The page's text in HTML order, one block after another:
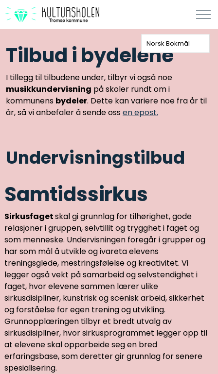
Tilbud i bydelene
I tillegg til tilbudene under, tilbyr vi også noe
musikkundervisning på skoler rundt om i
kommunens bydeler. Dette kan variere noe fra år til
år, så vi anbefaler å sende ossen epost.
Undervisningstilbud
Samtidssirkus
Sirkusfagetskal gi grunnlag for tilhørighet, gode
relasjoner i gruppen, selvtillit og trygghet i faget og
som menneske. Undervisningen foregår i grupper og
har som mål å utvikle og ivareta elevens
treningsglede, mestringsfølelse og kreativitet. Vi
legger også vekt på samarbeid og selvstendighet i
faget, hvor elevene sammen lærer ulike
sirkusdisipliner, kunstrisk og scenisk arbeid, sikkerhet
og forståelse for egen trening og utvikling.
Grunnopplæringen tilbyr et bredt utvalg av
sirkusdisipliner, hvor sirkusprogrammet legger opp til
at elevene skal opparbeide seg en bred
erfaringsbase, som deretter gir grunnlag for senere
spesialisering.
Norsk Bokmål